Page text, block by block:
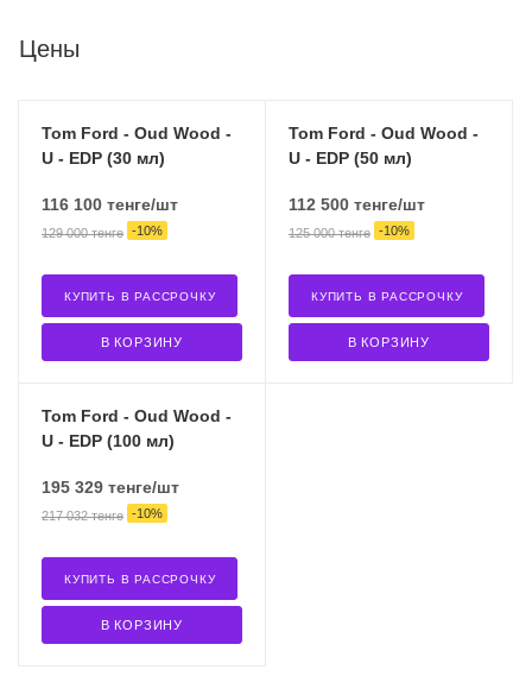
Цены
Tom Ford - Oud Wood -
U - EDP (30 мл)
116 100 тенге/шт
129 000тенге -10%
В КОРЗИНУ
КУПИТЬ В РАССРОЧКУ
Tom Ford - Oud Wood -
U - EDP (50 мл)
112 500 тенге/шт
125 000тенге -10%
В КОРЗИНУ
КУПИТЬ В РАССРОЧКУ
Tom Ford - Oud Wood -
U - EDP (100 мл)
195 329 тенге/шт
217 032тенге -10%
В КОРЗИНУ
КУПИТЬ В РАССРОЧКУ